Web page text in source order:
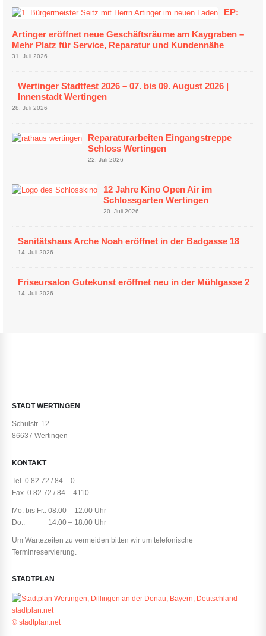
EP:
Artinger eröffnet neue Geschäftsräume am Kaygraben –
Mehr Platz für Service, Reparatur und Kundennähe
31. Juli 2026
Wertinger Stadtfest 2026 – 07. bis 09. August 2026 |
Innenstadt Wertingen
28. Juli 2026
Reparaturarbeiten Eingangstreppe
Schloss Wertingen
22. Juli 2026
12 Jahre Kino Open Air im
Schlossgarten Wertingen
20. Juli 2026
Sanitätshaus Arche Noah eröffnet in der Badgasse 18
14. Juli 2026
Friseursalon Gutekunst eröffnet neu in der Mühlgasse 2
14. Juli 2026
STADT WERTINGEN
Schulstr. 12
86637 Wertingen
KONTAKT
Tel. 0 82 72 / 84 – 0
Fax. 0 82 72 / 84 – 4110
Mo. bis Fr.: 08:00 – 12:00 Uhr
Do.: 14:00 – 18:00 Uhr
Um Wartezeiten zu vermeiden bitten wir um telefonische
Terminreservierung.
STADTPLAN
© stadtplan.net